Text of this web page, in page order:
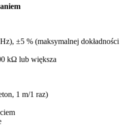
±5 % (maksymalnej dokładności
kΩ lub większa
1 m/1 raz)